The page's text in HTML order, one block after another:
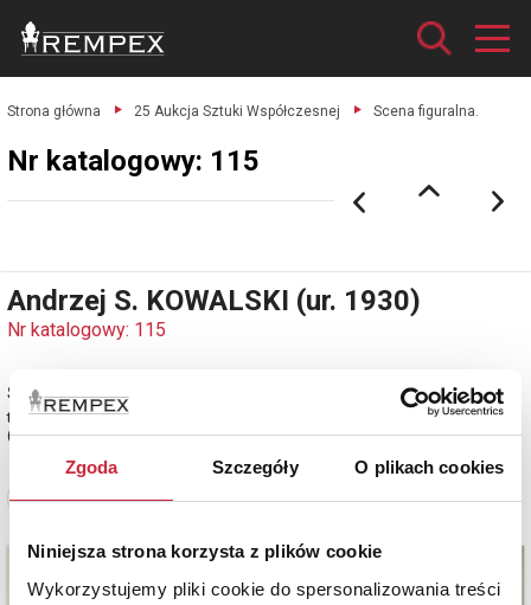
Zgoda Szczegóły O plikach cookies
Niniejsza strona korzysta z plików cookie
Wykorzystujemy pliki cookie do spersonalizowania treści
Strona główna 25 Aukcja Sztuki Współczesnej Scena figuralna.
Nr katalogowy: 115
Andrzej S. KOWALSKI (ur. 1930)
Nr katalogowy: 115
Scena figuralna
tusz, papier, 22,5 x 28 cm (w oewietle oprawy); sygn. p. d.: ASKowalski
(ołówkiem)
Zobacz pełne informacje